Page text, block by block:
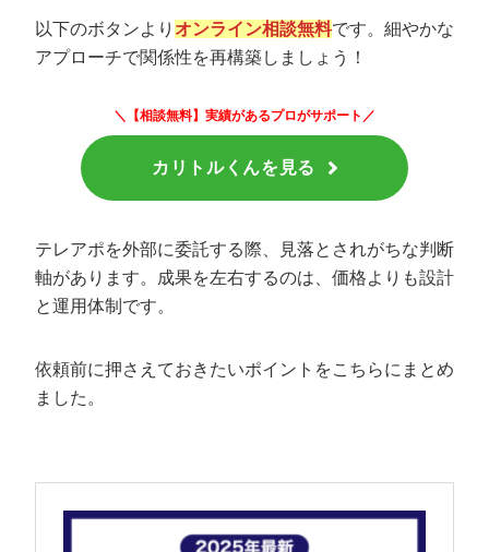
以下のボタンより オンライン相談無料です。細やかな
アプローチで関係性を再構築しましょう！
＼【相談無料】実績があるプロがサポート／
カリトルくんを見る
テレアポを外部に委託する際、見落とされがちな判断
軸があります。成果を左右するのは、価格よりも設計
と運用体制です。
依頼前に押さえておきたいポイントをこちらにまとめ
ました。